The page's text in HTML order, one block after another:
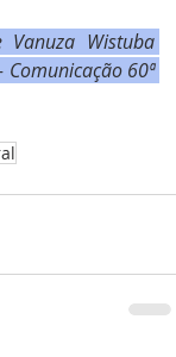
Vanuza Wistuba
60ª